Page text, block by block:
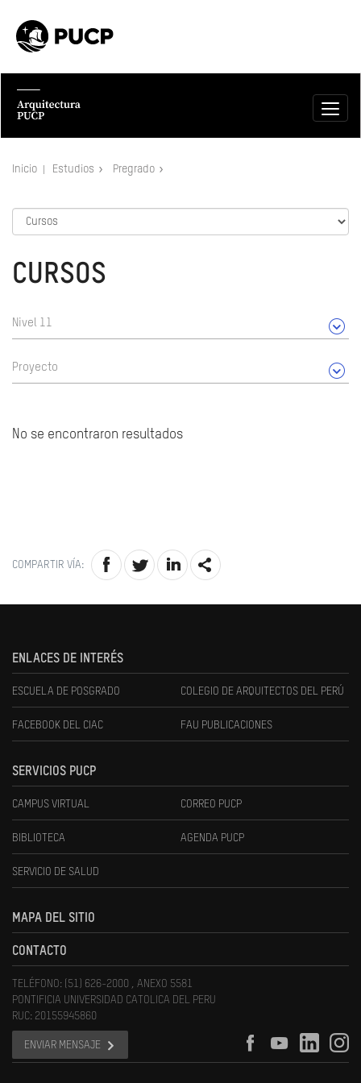
Inicio Estudios Pregrado
CURSOS
Nivel 11
Proyecto
No se encontraron resultados
COMPARTIR VÍA:
ENLACES DE INTERÉS
ESCUELA DE POSGRADO COLEGIO DE ARQUITECTOS DEL PERÚ
FACEBOOK DEL CIAC FAU PUBLICACIONES
SERVICIOS PUCP
CAMPUS VIRTUAL CORREO PUCP
BIBLIOTECA AGENDA PUCP
SERVICIO DE SALUD
MAPA DEL SITIO
CONTACTO
TELÉFONO: (51) 626-2000 , ANEXO 5581
PONTIFICIA UNIVERSIDAD CATOLICA DEL PERU
RUC: 20155945860
ENVIAR MENSAJE